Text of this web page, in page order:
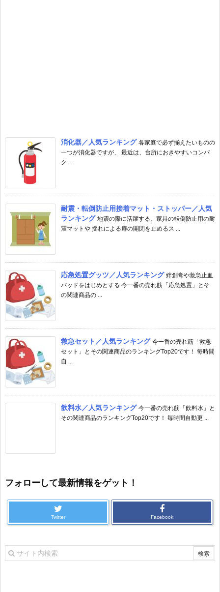
消化器／人気ランキング 各家庭で必ず揃えたいものの
一つが消化器ですが、 最近は、台所におきやすいコンパ
ク ...
耐震・転倒防止用接着マット・ストッパー／人気
ランキング 地震の際に活躍する、家具の転倒防止用の耐
震マットや 揺れによる扉の開閉を止めるス ...
応急処置グッツ／人気ランキング 絆創膏や救急止血
パッドをはじめとする 今一番の売れ筋「応急処置」とそ
の関連商品の ...
救急セット／人気ランキング 今一番の売れ筋「救急
セット」とその関連商品のランキングTop20です！ 毎時間
自 ...
飲料水／人気ランキング 今一番の売れ筋「飲料水」と
その関連商品のランキングTop20です！ 毎時間自動更 ...
フォローして最新情報をゲット！
Twitter Facebook